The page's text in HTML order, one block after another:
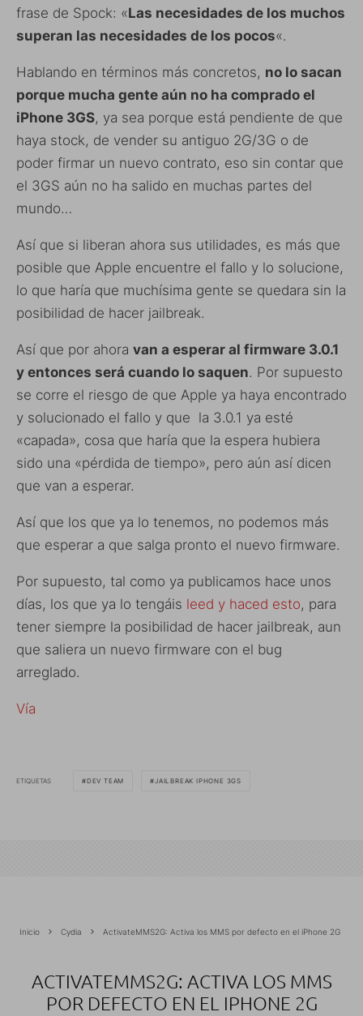
frase de Spock: «Las necesidades de los muchos
superan las necesidades de los pocos«.
Hablando en términos más concretos, no lo sacan
porque mucha gente aún no ha comprado el
iPhone 3GS, ya sea porque está pendiente de que
haya stock, de vender su antiguo 2G/3G o de
poder firmar un nuevo contrato, eso sin contar que
el 3GS aún no ha salido en muchas partes del
mundo…
Así que si liberan ahora sus utilidades, es más que
posible que Apple encuentre el fallo y lo solucione,
lo que haría que muchísima gente se quedara sin la
posibilidad de hacer jailbreak.
Así que por ahora van a esperar al firmware 3.0.1
y entonces será cuando lo saquen. Por supuesto
se corre el riesgo de que Apple ya haya encontrado
y solucionado el fallo y que la 3.0.1 ya esté
«capada», cosa que haría que la espera hubiera
sido una «pérdida de tiempo», pero aún así dicen
que van a esperar.
Así que los que ya lo tenemos, no podemos más
que esperar a que salga pronto el nuevo firmware.
Por supuesto, tal como ya publicamos hace unos
días, los que ya lo tengáis leed y haced esto, para
tener siempre la posibilidad de hacer jailbreak, aun
que saliera un nuevo firmware con el bug
arreglado.
Vía
ETIQUETAS DEV TEAM JAILBREAK IPHONE 3GS
Inicio Cydia ActivateMMS2G: Activa los MMS por defecto en el iPhone 2G
ACTIVATEMMS2G: ACTIVA LOS MMS
POR DEFECTO EN EL IPHONE 2G